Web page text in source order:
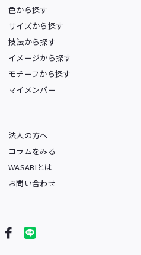
色から探す
サイズから探す
技法から探す
イメージから探す
モチーフから探す
マイメンバー
法人の方へ
コラムをみる
WASABIとは
お問い合わせ